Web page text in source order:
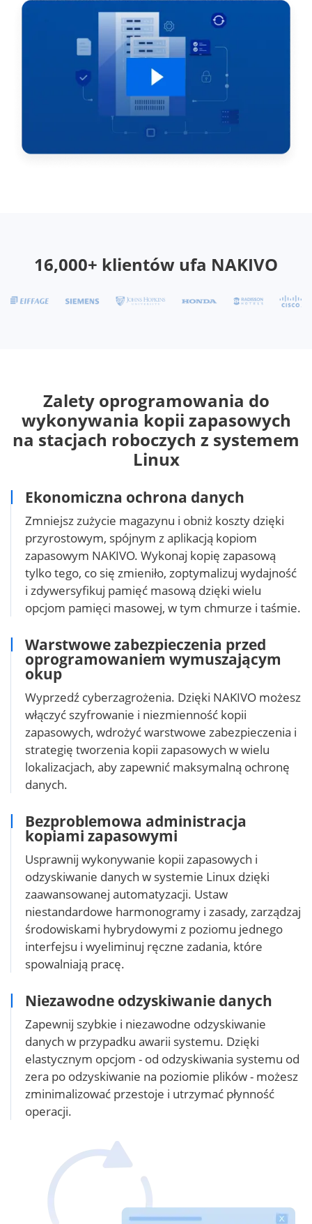
16,000+ klientów ufa NAKIVO
Zalety oprogramowania do
wykonywania kopii zapasowych
na stacjach roboczych z systemem
Linux
Ekonomiczna ochrona danych
Zmniejsz zużycie magazynu i obniż koszty dzięki
przyrostowym, spójnym z aplikacją kopiom
zapasowym NAKIVO. Wykonaj kopię zapasową
tylko tego, co się zmieniło, zoptymalizuj wydajność
i zdywersyfikuj pamięć masową dzięki wielu
opcjom pamięci masowej, w tym chmurze i taśmie.
Warstwowe zabezpieczenia przed
oprogramowaniem wymuszającym
okup
Wyprzedź cyberzagrożenia. Dzięki NAKIVO możesz
włączyć szyfrowanie i niezmienność kopii
zapasowych, wdrożyć warstwowe zabezpieczenia i
strategię tworzenia kopii zapasowych w wielu
lokalizacjach, aby zapewnić maksymalną ochronę
danych.
Bezproblemowa administracja
kopiami zapasowymi
Usprawnij wykonywanie kopii zapasowych i
odzyskiwanie danych w systemie Linux dzięki
zaawansowanej automatyzacji. Ustaw
niestandardowe harmonogramy i zasady, zarządzaj
środowiskami hybrydowymi z poziomu jednego
interfejsu i wyeliminuj ręczne zadania, które
spowalniają pracę.
Niezawodne odzyskiwanie danych
Zapewnij szybkie i niezawodne odzyskiwanie
danych w przypadku awarii systemu. Dzięki
elastycznym opcjom - od odzyskiwania systemu od
zera po odzyskiwanie na poziomie plików - możesz
zminimalizować przestoje i utrzymać płynność
operacji.